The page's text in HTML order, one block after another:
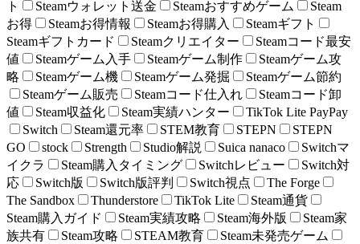
ト Steamウォレット送金 Steamおすすめゲーム
Steam
お得
Steamお得情報 Steamお得購入
Steamギフト
Steamギフトカード
Steamクリエイター
Steamコード最安
値
Steamゲーム入手 Steamゲーム制作
Steamゲーム攻
略
Steamゲーム機 Steamゲーム発掘
Steamゲーム節約
Steamゲーム販売
Steamコード仕入れ
Steamコード卸
値
Steam収益化 Steam実績ハンター
TikTok Lite PayPay
Switch
Steam還元率 STEM教育 STEPN
STEPN
GO
stock Strength Studio解説 Suica nanaco
Switchマ
イクラ
Steam購入タイミング Switchレビュー
Switch対
応
Switch版 Switch版評判 Switch視点
The Forge
The Sandbox
Thunderstore TikTok Lite
Steam通貨
Steam購入ガイド
Steam実績攻略 Steam海外版
Steam家
族共有
Steam攻略 STEAM教育
Steam未発売ゲーム